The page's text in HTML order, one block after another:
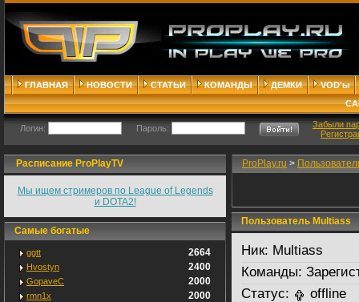
ГЛАВНАЯ НОВОСТИ СТАТЬИ КОМАНДЫ ДЕМКИ
VOD'ы
Логин: Пароль:
Забыли
Расписание ProPlayTV
Мы ищем стримеров по League of Legends
и DOTA2!
Самые богатые
ggtt 2664
Hvostyn 2400
GopaveC 2000
rmn1x 2000
ProPlay.ru >
Пользователь Multiass
Ник: Multiass
Команды:
Статус:
offline